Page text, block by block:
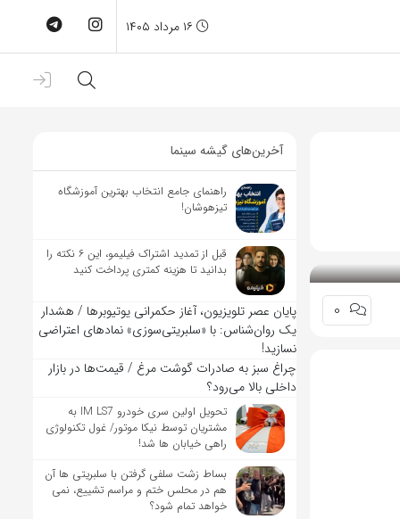
0
آخرین‌های گیشه سینما
راهنمای جامع انتخاب بهترین آموزشگاه
تیزهوشان!
قبل از تمدید اشتراک فیلیمو، این ۶ نکته را
بدانید تا هزینه کمتری پرداخت کنید
پایان عصر تلویزیون، آغاز حکمرانی یوتیوبرها / هشدار
یک روان‌شناس: با «سلبریتی‌سوزی» نمادهای اعتراضی
نسازید!
چراغ سبز به صادرات گوشت مرغ / قیمت‌ها در بازار
داخلی بالا می‌رود؟
تحویل اولین سری خودرو IM LS7 به
مشتریان توسط نیکا موتور/ غول تکنولوژی
راهی خیابان ها شد!
بساط زشت سلفی گرفتن با سلبریتی ها آن
هم در محلس ختم و مراسم تشییع، نمی
خواهد تمام شود؟